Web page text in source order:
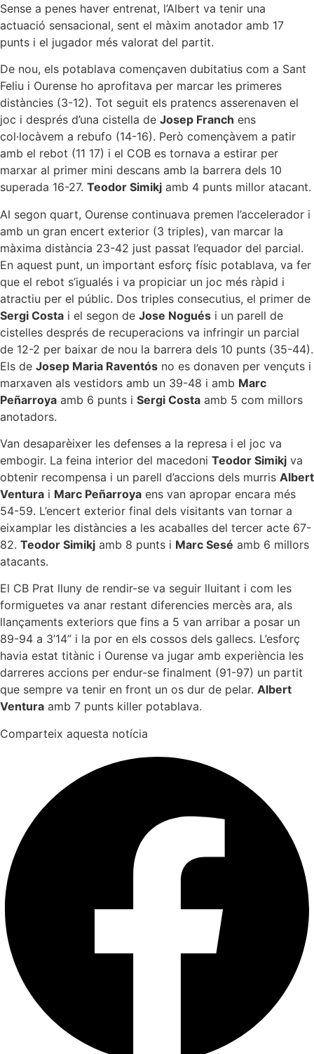
Sense a penes haver entrenat, l’Albert va tenir una
actuació sensacional, sent el màxim anotador amb 17
punts i el jugador més valorat del partit.
De nou, els potablava començaven dubitatius com a Sant
Feliu i Ourense ho aprofitava per marcar les primeres
distàncies (3-12). Tot seguit els pratencs asserenaven el
joc i després d’una cistella de Josep Franch ens
col·locàvem a rebufo (14-16). Però començàvem a patir
amb el rebot (11 17) i el COB es tornava a estirar per
marxar al primer mini descans amb la barrera dels 10
superada 16-27. Teodor Simikj amb 4 punts millor atacant.
Al segon quart, Ourense continuava premen l’accelerador i
amb un gran encert exterior (3 triples), van marcar la
màxima distància 23-42 just passat l’equador del parcial.
En aquest punt, un important esforç físic potablava, va fer
que el rebot s’igualés i va propiciar un joc més ràpid i
atractiu per el públic. Dos triples consecutius, el primer de
Sergi Costa i el segon de Jose Nogués i un parell de
cistelles després de recuperacions va infringir un parcial
de 12-2 per baixar de nou la barrera dels 10 punts (35-44).
Els de Josep Maria Raventós no es donaven per vençuts i
marxaven als vestidors amb un 39-48 i amb Marc
Peñarroya amb 6 punts i Sergi Costa amb 5 com millors
anotadors.
Van desaparèixer les defenses a la represa i el joc va
embogir. La feina interior del macedoni Teodor Simikj va
obtenir recompensa i un parell d’accions dels murris Albert
Ventura i Marc Peñarroya ens van apropar encara més
54-59. L’encert exterior final dels visitants van tornar a
eixamplar les distàncies a les acaballes del tercer acte 67-
82. Teodor Simikj amb 8 punts i Marc Sesé amb 6 millors
atacants.
El CB Prat lluny de rendir-se va seguir lluitant i com les
formiguetes va anar restant diferencies mercès ara, als
llançaments exteriors que fins a 5 van arribar a posar un
89-94 a 3’14” i la por en els cossos dels gallecs. L’esforç
havia estat titànic i Ourense va jugar amb experiència les
darreres accions per endur-se finalment (91-97) un partit
que sempre va tenir en front un os dur de pelar. Albert
Ventura amb 7 punts killer potablava.
Comparteix aquesta notícia